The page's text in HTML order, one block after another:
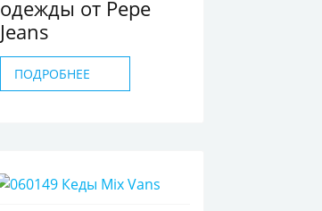
одежды от Pepe
Jeans
ПОДРОБНЕЕ